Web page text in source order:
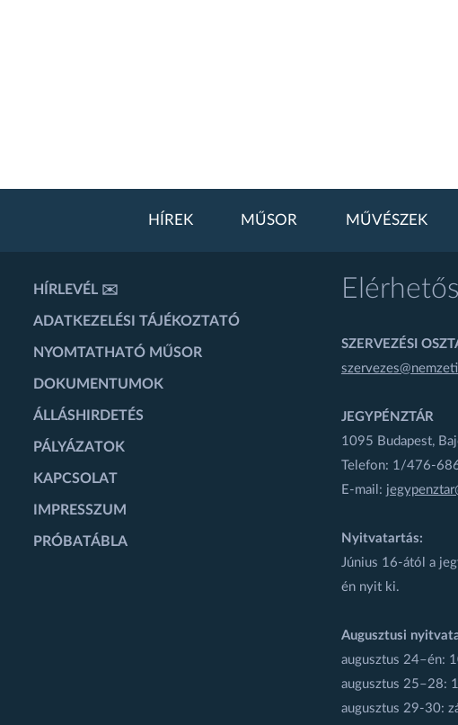
HÍREK MŰSOR MŰVÉSZEK
HÍRLEVÉL ✉️
ADATKEZELÉSI TÁJÉKOZTATÓ
NYOMTATHATÓ MŰSOR
DOKUMENTUMOK
ÁLLÁSHIRDETÉS
PÁLYÁZATOK
KAPCSOLAT
IMPRESSZUM
PRÓBATÁBLA
SZERVEZÉSI
JEGYPÉNZTÁR
1095 Budapest,
Telefon: 1/476-
E-mail:
Nyitvatartás:
Június 16-ától a
én nyit ki.
Augusztusi
augusztus 24–én:
augusztus 25–28:
augusztus 29-30: